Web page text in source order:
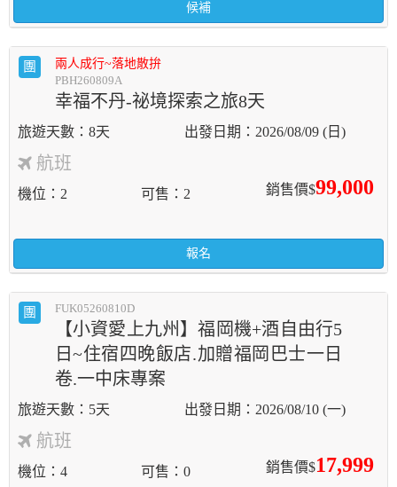
候補
團
兩人成行~落地散拚
PBH260809A
幸福不丹-祕境探索之旅8天
8天 2026/08/09 (日)
航班
銷售價$99,000
機位 2 可售 2
報名
團 FUK05260810D
【小資愛上九州】福岡機+酒自由行5
日~住宿四晚飯店.加贈福岡巴士一日
卷.一中床專案
5天 2026/08/10 (一)
航班
銷售價$17,999
機位 4 可售 0